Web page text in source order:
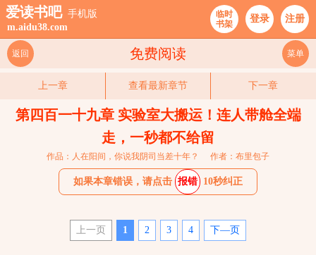
爱读书吧 手机版
m.aidu38.com
临时
书架
登录 注册
免费阅读
返回 菜单
上一章 查看最新章节 下一章
第四百一十九章 实验室大搬运！连人带舱全端
走，一秒都不给留
作品：人在阳间，你说我阴司当差十年？ 作者：布里包子
如果本章错误，请点击 报错 10秒纠正
上一页 1 2 3 4 下—页